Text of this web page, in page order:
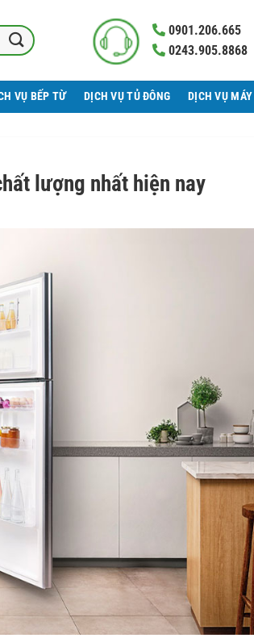
0901.206.665
0243.905.8868
VỤ BẾP TỪ DỊCH VỤ TỦ ĐÔNG DỊCH VỤ
lượng nhất hiện nay